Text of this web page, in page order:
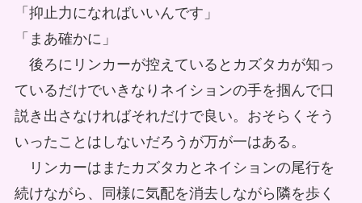
「抑止力になればいいんです」
「まあ確かに」
後ろにリンカーが控えているとカズタカが知っ
ているだけでいきなりネイションの手を掴んで口
説き出さなければそれだけで良い。おそらくそう
いったことはしないだろうが万が一はある。
リンカーはまたカズタカとネイションの尾行を
続けながら、同様に気配を消去しながら隣を歩く